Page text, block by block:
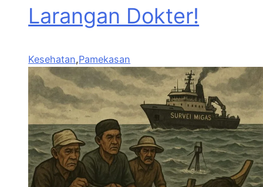
Larangan Dokter!
Kesehatan,Pamekasan